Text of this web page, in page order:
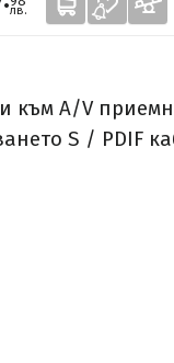
лв.
към A/V
S / PDIF